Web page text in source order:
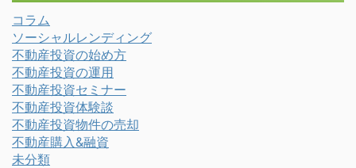
コラム
ソーシャルレンディング
不動産投資の始め方
不動産投資の運用
不動産投資セミナー
不動産投資体験談
不動産投資物件の売却
不動産購入&融資
未分類